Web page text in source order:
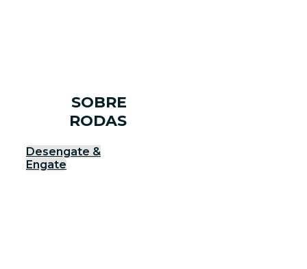
SOBRE
RODAS
Desengate &
Engate